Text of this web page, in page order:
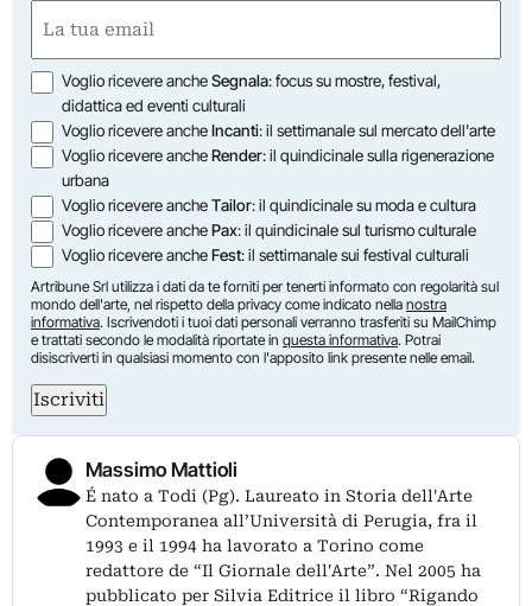
Nome
(Obbligatorio)
Opzioni
Voglio ricevere ancheSegnala: focus su mostre, festival,
didattica ed eventi culturali
Voglio ricevere ancheIncanti: il settimanale sul mercato dell'arte
Voglio ricevere ancheRender: il quindicinale sulla rigenerazione
urbana
Voglio ricevere ancheTailor: il quindicinale su moda e cultura
Voglio ricevere anchePax: il quindicinale sul turismo culturale
Voglio ricevere ancheFest: il settimanale sui festival culturali
Artribune Srl utilizza i dati da te forniti per tenerti informato con regolarità sul
mondo dell'arte, nel rispetto della privacy come indicato nella nostra
informativa. Iscrivendoti i tuoi dati personali verranno trasferiti su MailChimp
e trattati secondo le modalità riportate in questa informativa. Potrai
disiscriverti in qualsiasi momento con l'apposito link presente nelle email.
Iscriviti
Massimo Mattioli
É nato a Todi (Pg). Laureato in Storia dell'Arte
Contemporanea all’Università di Perugia, fra il
1993 e il 1994 ha lavorato a Torino come
redattore de “Il Giornale dell'Arte”. Nel 2005 ha
pubblicato per Silvia Editrice il libro “Rigando